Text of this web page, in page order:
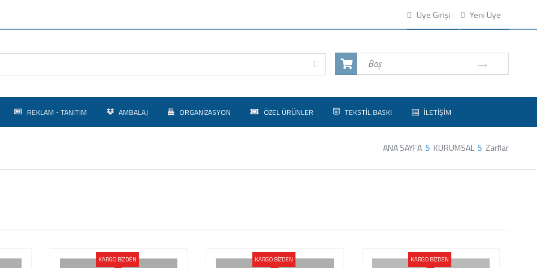
Üye Girişi Yeni Üye
Boş
REKLAM - TANITIM AMBALAJ ORGANİZASYON ÖZEL ÜRÜNLER TEKSTİL BASKI İLETİŞİM
ANA SAYFA KURUMSAL Zarflar
KARGO BİZDEN KARGO BİZDEN KARGO BİZDEN